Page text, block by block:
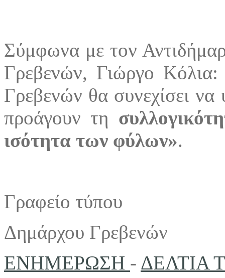
Σύμφωνα με τον
Γρεβενών, Γιώργο
Γρεβενών θα συνεχίσει να
προάγουν τη
ισότητα των φύλων».
Γραφείο τύπου
Δημάρχου Γρεβενών
ΕΝΗΜΕΡΩΣΗ - ΔΕΛΤΙΑ